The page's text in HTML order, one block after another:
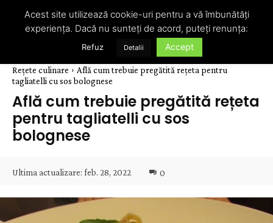
Rețete culinare
Află cum trebuie pregătită rețeta pentru
tagliatelli cu sos bolognese
Află cum trebuie pregătită rețeta
pentru tagliatelli cu sos
bolognese
Ultima actualizare: feb. 28, 2022 0
Acest site utilizează cookie-uri pentru a vă îmbunătăți
experiența. Dacă nu sunteți de acord, puteți renunța:
Refuz Detalii Accept